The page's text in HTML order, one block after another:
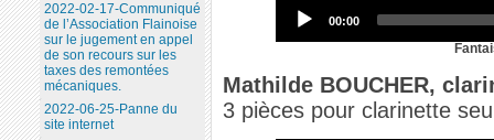
00:00
Mathilde BOUCHER,
3 pièces pour clarinette
2022-02-17-Communiqué
de l’Association Flainoise
sur le jugement en appel
de son recours sur les
taxes des remontées
mécaniques.
2022-06-25-Panne du
site internet